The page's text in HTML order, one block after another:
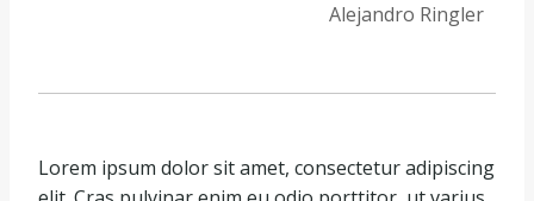
Alejandro Ringler
Lorem ipsum dolor sit amet, consectetur adipiscing